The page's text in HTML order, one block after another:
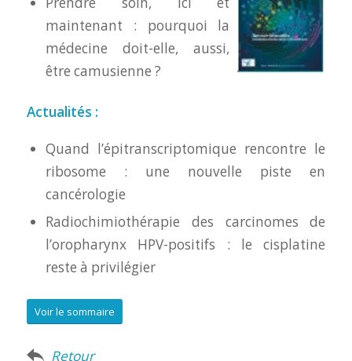
maintenant : pourquoi la
médecine doit-elle, aussi,
être camusienne ?
Actualités :
Quand l’épitranscriptomique rencontre le
ribosome : une nouvelle piste en
cancérologie
Radiochimiothérapie des carcinomes de
l’oropharynx HPV-positifs : le cisplatine
reste à privilégier
Voir le sommaire
Retour